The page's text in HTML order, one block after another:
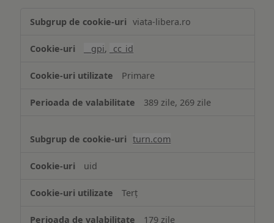
țintită
viata-libera.ro
__gpi, _cc_id
Primare
389 zile, 269 zile
turn.com
uid
Terț
179 zile